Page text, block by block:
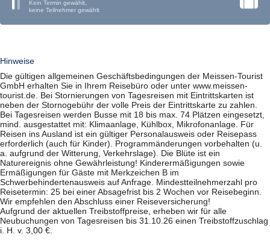
Kein Termin gewählt,
keine Teilnehmer gewählt
Hinweise
Die gültigen allgemeinen Geschäftsbedingungen der Meissen-Tourist
GmbH erhalten Sie in Ihrem Reisebüro oder unter www.meissen-
tourist.de. Bei Stornierungen von Tagesreisen mit Eintrittskarten ist
neben der Stornogebühr der volle Preis der Eintrittskarte zu zahlen.
Bei Tagesreisen werden Busse mit 18 bis max. 74 Plätzen eingesetzt,
mind. ausgestattet mit: Klimaanlage, Kühlbox, Mikrofonanlage. Für
Reisen ins Ausland ist ein gültiger Personalausweis oder Reisepass
erforderlich (auch für Kinder). Programmänderungen vorbehalten (u.
a. aufgrund der Witterung, Verkehrslage). Die Blüte ist ein
Naturereignis ohne Gewährleistung! Kinderermäßigungen sowie
Ermäßigungen für Gäste mit Merkzeichen B im
Schwerbehindertenausweis auf Anfrage. Mindestteilnehmerzahl pro
Reisetermin: 25 bei einer Absagefrist bis 2 Wochen vor Reisebeginn.
Wir empfehlen den Abschluss einer Reiseversicherung!
Aufgrund der aktuellen Treibstoffpreise, erheben wir für alle
Neubuchungen von Tagesreisen bis 31.10.26 einen Treibstoffzuschlag
i. H. v. 3,00 €.